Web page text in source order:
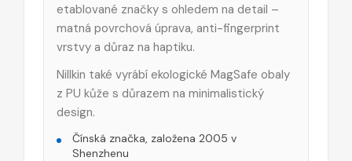
etablované značky s ohledem na detail –
matná povrchová úprava, anti-fingerprint
vrstvy a důraz na haptiku.
Nillkin také vyrábí ekologické MagSafe obaly
z PU kůže s důrazem na minimalistický
design.
Čínská značka, založena 2005 v
Shenzhenu